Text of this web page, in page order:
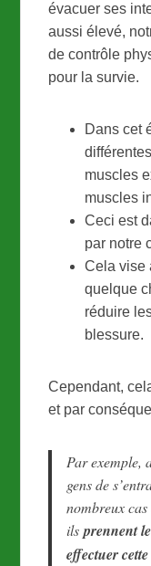
évacuer ses
aussi élevé,
de contrôle
pour la survie.
Dans cet
muscles
muscles
Ceci est
par notre
Cela vise
quelque
réduire
blessure.
Cependant,
et par
Par exemple,
gens de
nombreux cas
ilsprennent
effectuer